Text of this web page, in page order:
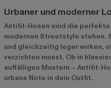
Urbaner und moderner
Antifit-Hosen sind die perfekte
modernen Streetstyle stehen.
und gleichzeitig leger wirken,
verzichten musst. Ob in
auffälligen Mustern – Antifit-
urbane Note in dein Outfit.